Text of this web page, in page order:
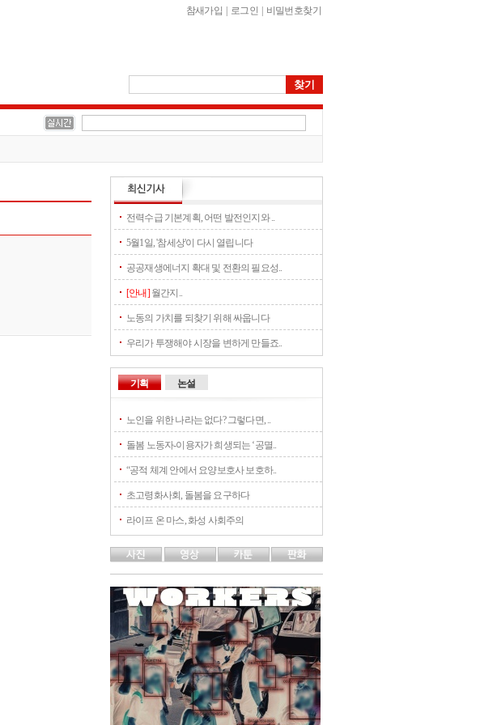
참새가입 로그인 비밀번호찾기
전력수급 기본계획, 어떤 발전인지와 ..
5월1일, '참세상'이 다시 열립니다
공공재생에너지 확대 및 전환의 필요성..
[안내]월간지..
노동의 가치를 되찾기 위해 싸웁니다
우리가 투쟁해야 시장을 변하게 만들죠..
기획
노인을 위한 나라는 없다? 그렇다면, ..
돌봄 노동자-이용자가 희생되는 ‘공멸..
“공적 체계 안에서 요양보호사 보호하..
초고령화사회, 돌봄을 요구하다
라이프 온 마스, 화성 사회주의
논설